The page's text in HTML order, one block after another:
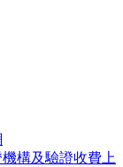
構及驗證收費上